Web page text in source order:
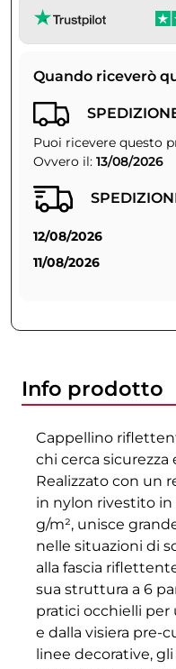
Quando riceverò
Puoi ricevere questo
Ovvero il: 13/08/2026
12/08/2026
11/08/2026
Info prodotto
Cappellino
chi cerca sicurezza
Realizzato con un
in nylon rivestito in
g/m², unisce
nelle situazioni di
alla fascia
sua struttura a 6
pratici occhielli
e dalla visiera pre-
linee decorative,